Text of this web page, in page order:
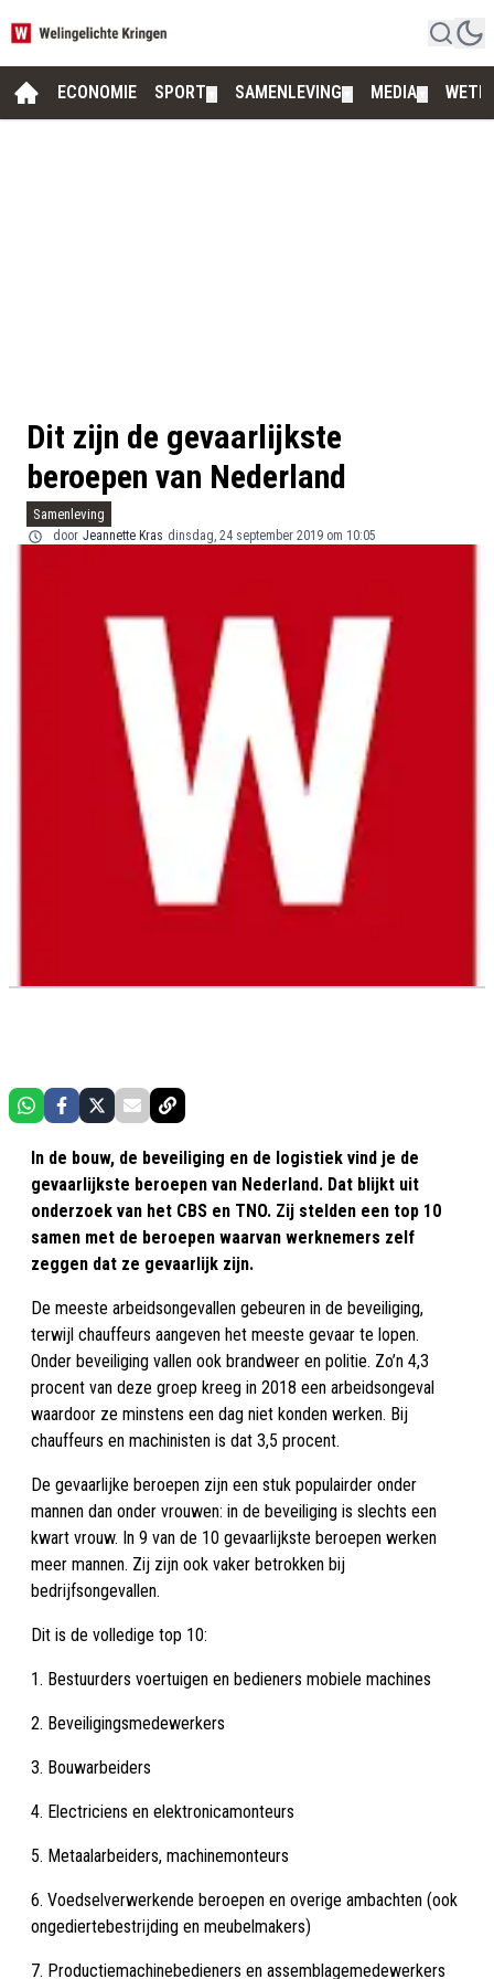
ECONOMIE SPORT SAMENLEVING MEDIA
Dit zijn de gevaarlijkste
beroepen van Nederland
Samenleving
door Jeannette Kras dinsdag, 24 september 2019 om 10:05
In de bouw, de beveiliging en de logistiek vind je de
gevaarlijkste beroepen van Nederland. Dat blijkt uit
onderzoek van het CBS en TNO. Zij stelden een top 10
samen met de beroepen waarvan werknemers zelf
zeggen dat ze gevaarlijk zijn.
De meeste arbeidsongevallen gebeuren in de beveiliging,
terwijl chauffeurs aangeven het meeste gevaar te lopen.
Onder beveiliging vallen ook brandweer en politie. Zo’n 4,3
procent van deze groep kreeg in 2018 een arbeidsongeval
waardoor ze minstens een dag niet konden werken. Bij
chauffeurs en machinisten is dat 3,5 procent.
De gevaarlijke beroepen zijn een stuk populairder onder
mannen dan onder vrouwen: in de beveiliging is slechts een
kwart vrouw. In 9 van de 10 gevaarlijkste beroepen werken
meer mannen. Zij zijn ook vaker betrokken bij
bedrijfsongevallen.
Dit is de volledige top 10:
1. Bestuurders voertuigen en bedieners mobiele machines
2. Beveiligingsmedewerkers
3. Bouwarbeiders
4. Electriciens en elektronicamonteurs
5. Metaalarbeiders, machinemonteurs
6. Voedselverwerkende beroepen en overige ambachten (ook
ongediertebestrijding en meubelmakers)
7. Productiemachinebedieners en assemblagemedewerkers